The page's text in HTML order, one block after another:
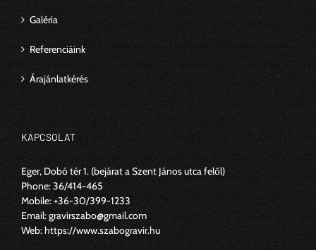
Galéria
Referenciáink
Árajánlatkérés
KAPCSOLAT
Eger, Dobó tér 1.(bejárat a Szent János utca felől)
Phone:36/414-465
Mobile:+36-30/399-1233
Email:gravirszabo@gmail.com
Web:https://www.szabogravir.hu